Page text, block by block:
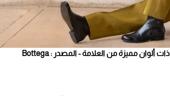
النجم جيكوب ايلوردي سفير علامة بوتيجا فينيتا Bottega veneta بإطلالة ذات ألوان مميزة من العلامة - المصدر : Bottega